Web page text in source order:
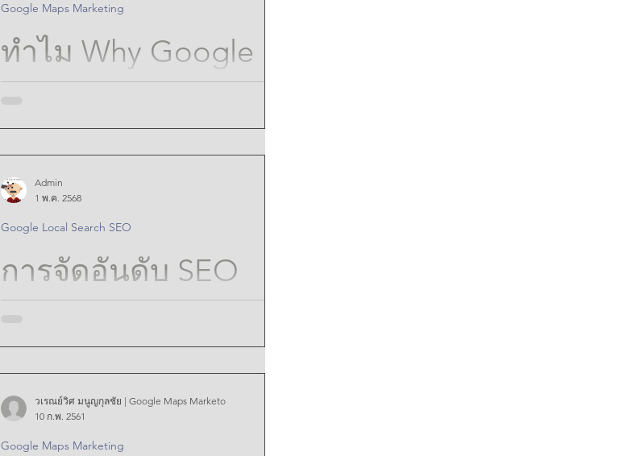
อสังหาริมทรัพย์บน
Google Maps:
Secrets of Effective
SEO Keywords
Search for Property
Project on Google
Maps
อย่างละเอียด การนำไปใช้เชิงกลยุทธ์ และการเพิ่ม
หางยาวและคำหลักในท้องถิ่น การสร้างคำอธิบายที่น่า
สนใจ การสร้างลิงก์ย้อนกลับ และการรีเฟรชเนื้อหา คุณ
จะสามารถเพิ่มการมองเห็นและเชื่อมต่อกับผู้ที่มีแนว
ทำไม Why Google
สำคัญต่อธุรกิจยุค
ดิจิตอลในปัจจุบัน
Google Maps Marketing โอกาสทางการตลาดที่ใหญ่
นัการตลาดดิจิตอลไม่ควรมองข้าม ที่จะทำการตลาดบน
Google Maps Marketing
การจัดอันดับ SEO
กลยุทธ์สู่ความสำเร็จ
ทางธุรกิจ : Google
แนะนำความสำคัญของ Google Maps สำหรับธุรกิจใน
ตำแหน่งที่ตั้งในการเข้าถึงลูกค้า ระบุวัตถุประสงค์ของ
Google Local Search SEO
Admin
1 พ.ค. 2568
Google Maps Marketing
วเรณย์วิศ มนูญกุลชัย | Google Maps Marketo
10 ก.พ. 2561